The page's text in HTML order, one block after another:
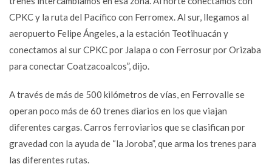
CPKC y la ruta del Pacífico con Ferromex. Al sur, llegamos al
aeropuerto Felipe Ángeles, a la estación Teotihuacán y
conectamos al sur CPKC por Jalapa o con Ferrosur por Orizaba
para conectar Coatzacoalcos”, dijo.
A través de más de 500 kilómetros de vías, en Ferrovalle se
operan poco más de 60 trenes diarios en los que viajan
diferentes cargas. Carros ferroviarios que se clasifican por
gravedad con la ayuda de “la Joroba”, que arma los trenes para
las diferentes rutas.